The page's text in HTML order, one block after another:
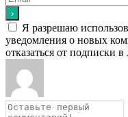
Я разрешаю
уведомления о новых
отказаться от подписки